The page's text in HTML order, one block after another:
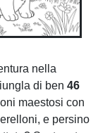
nella
di ben 46
maestosi con
e persino